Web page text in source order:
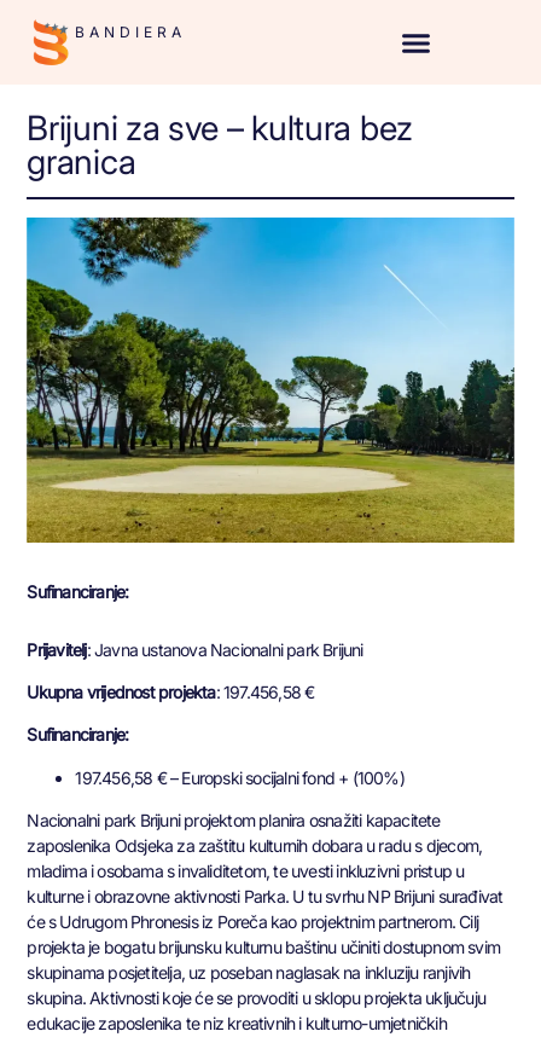
BANDIERA
Brijuni za sve – kultura bez
granica
Sufinanciranje:
Prijavitelj: Javna ustanova Nacionalni park Brijuni
Ukupna vrijednost projekta: 197.456,58 €
Sufinanciranje:
197.456,58 € – Europski socijalni fond + (100%)
Nacionalni park Brijuni projektom planira osnažiti kapacitete
zaposlenika Odsjeka za zaštitu kulturnih dobara u radu s djecom,
mladima i osobama s invaliditetom, te uvesti inkluzivni pristup u
kulturne i obrazovne aktivnosti Parka. U tu svrhu NP Brijuni surađivat
će s Udrugom Phronesis iz Poreča kao projektnim partnerom. Cilj
projekta je bogatu brijunsku kulturnu baštinu učiniti dostupnom svim
skupinama posjetitelja, uz poseban naglasak na inkluziju ranjivih
skupina. Aktivnosti koje će se provoditi u sklopu projekta uključuju
edukacije zaposlenika te niz kreativnih i kulturno-umjetničkih